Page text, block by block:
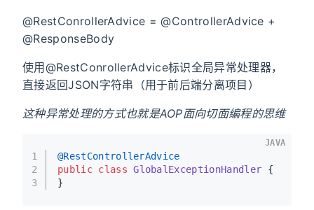
@RestConrollerAdvice = @ControllerAdvice +
@ResponseBody
使用@RestConrollerAdvice标识全局异常处理器，
直接返回JSON字符串（用于前后端分离项目）
这种异常处理的方式也就是AOP面向切面编程的思维
1
2
3
@RestControllerAdvice
public class GlobalExceptionHandler {
}
JAVA